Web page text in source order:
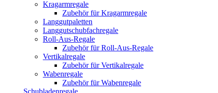
Kragarmregale
Zubehör für Kragarmregale
Langgutpaletten
Langgutschubfachregale
Roll-Aus-Regale
Zubehör für Roll-Aus-Regale
Vertikalregale
Zubehör für Vertikalregale
Wabenregale
Zubehör für Wabenregale
Schubladenregale